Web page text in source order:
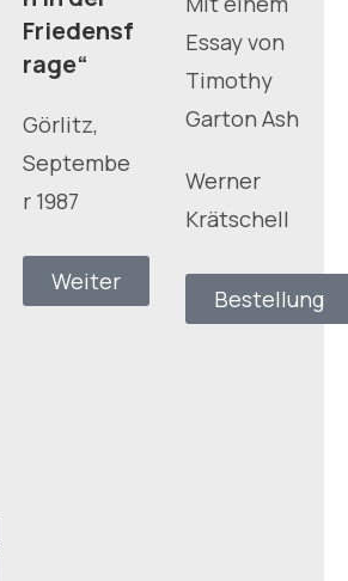
Friedensf
rage“
Görlitz,
Septembe
r 1987
Weiter
Essay von
Timothy
Garton Ash
Werner
Krätschell
Bestellung